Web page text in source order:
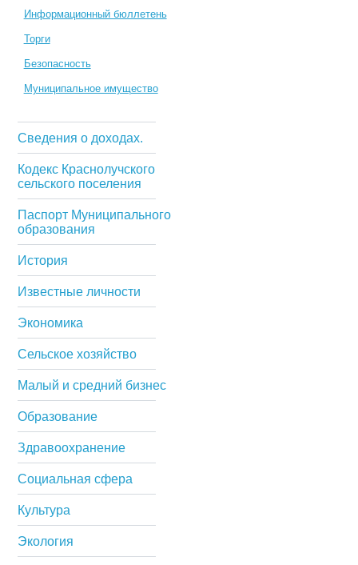
Информационный бюллетень
Торги
Безопасность
Муниципальное имущество
Сведения о доходах.
Кодекс Краснолучского
сельского поселения
Паспорт Муниципального
образования
История
Известные личности
Экономика
Сельское хозяйство
Малый и средний бизнес
Образование
Здравоохранение
Социальная сфера
Культура
Экология